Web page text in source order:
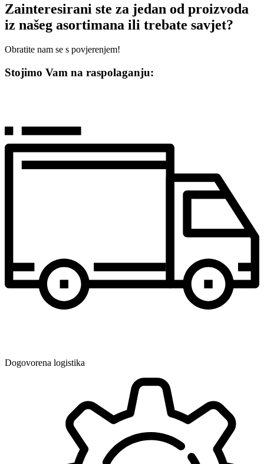
Zainteresirani ste za jedan od proizvoda
iz našeg asortimana ili trebate savjet?
Obratite nam se s povjerenjem!
Stojimo Vam na raspolaganju:
Dogovorena logistika